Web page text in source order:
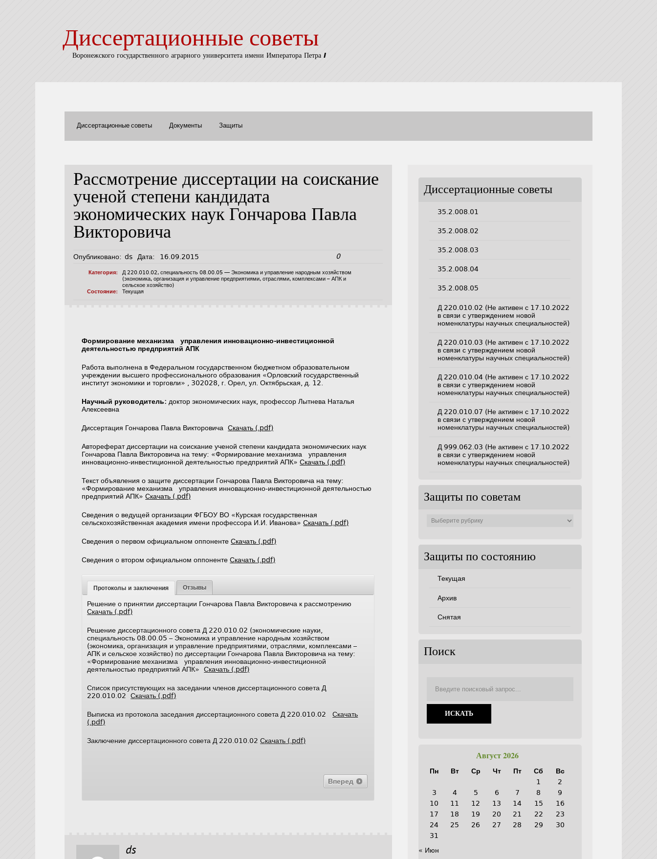
Диссертационные советы
Воронежского государственного аграрного университета имени Императора Петра I
Диссертационные советы Документы Защиты
Рассмотрение диссертации на соискание
ученой степени кандидата
экономических наук Гончарова Павла
Викторовича
Опубликовано: ds Дата: 16.09.2015 0
Категория: Д 220.010.02,специальность 08.00.05 — Экономика и управление народным хозяйством
(экономика, организация и управление предприятиями, отраслями, комплексами – АПК и
сельское хозяйство)
Состояние:
Текущая
Формирование механизма управления инновационно-инвестиционной
деятельностью предприятий АПК
Работа выполнена в Федеральном государственном бюджетном образовательном
учреждении высшего профессионального образования «Орловский государственный
институт экономики и торговли» , 302028, г. Орел, ул. Октябрьская, д. 12.
Научный руководитель: доктор экономических наук, профессор Лытнева Наталья
Алексеевна
Диссертация Гончарова Павла ВикторовичаСкачать (.pdf)
Автореферат диссертации на соискание ученой степени кандидата экономических наук
Гончарова Павла Викторовича на тему: «Формирование механизма управления
инновационно-инвестиционной деятельностью предприятий АПК»Скачать (.pdf)
Текст объявления о защите диссертации Гончарова Павла Викторовича на тему:
«Формирование механизма управления инновационно-инвестиционной деятельностью
предприятий АПК»Скачать (.pdf)
Сведения о ведущей организации ФГБОУ ВО «Курская государственная
сельскохозяйственная академия имени профессора И.И. Иванова»Скачать (.pdf)
Сведения о первом официальном оппонентеСкачать (.pdf)
Сведения о втором официальном оппонентеСкачать (.pdf)
Протоколы и заключения Отзывы
Решение о принятии диссертации Гончарова Павла Викторовича к рассмотрению
Скачать (.pdf)
Решение диссертационного совета Д 220.010.02 (экономические науки,
специальность 08.00.05 – Экономика и управление народным хозяйством
(экономика, организация и управление предприятиями, отраслями, комплексами –
АПК и сельское хозяйство) по диссертации Гончарова Павла Викторовича на тему:
«Формирование механизма управления инновационно-инвестиционной
деятельностью предприятий АПК»Скачать (.pdf)
Список присутствующих на заседании членов диссертационного совета Д
220.010.02Скачать (.pdf)
Выписка из протокола заседания диссертационного совета Д 220.010.02Скачать
(.pdf)
Заключение диссертационного совета Д 220.010.02Скачать (.pdf)
Вперед
ds
Диссертационные советы
35.2.008.01
35.2.008.02
35.2.008.03
35.2.008.04
35.2.008.05
Д 220.010.02 (Не активен с 17.10.2022
в связи с утверждением новой
номенклатуры научных специальностей)
Д 220.010.03 (Не активен с 17.10.2022
в связи с утверждением новой
номенклатуры научных специальностей)
Д 220.010.04 (Не активен с 17.10.2022
в связи с утверждением новой
номенклатуры научных специальностей)
Д 220.010.07 (Не активен с 17.10.2022
в связи с утверждением новой
номенклатуры научных специальностей)
Д 999.062.03 (Не активен с 17.10.2022
в связи с утверждением новой
номенклатуры научных специальностей)
Защиты по советам
Защиты по состоянию
Текущая
Архив
Снятая
Поиск
Август 2026
Пн Вт Ср Чт Пт Сб
Вс
1
2
3
4 5 6 7 8
9
10
11 12 13 14 15
16
17
18 19 20 21 22
23
24
25 26 27 28 29
30
31
« Июн